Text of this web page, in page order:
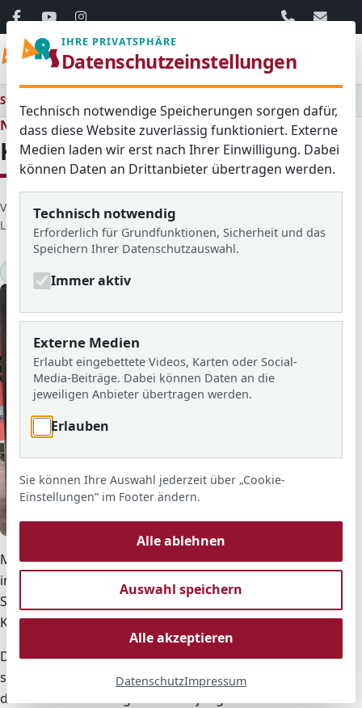
06103 / 30
Startseite
Neues aus dem Schulleben
Känguruwettbewerb 2025
D
e
a
i
Veröffentlicht von: TaylorErstellt am: 03. Juni 2025
Letzte Aktualisierung: 08. April 2026
Zugriffe: 3165
Mathematik
Mit großer Begeisterung und viel Engagement haben
in diesem Jahr insgesamt 289 Schülerinnen und
Schüler der Adolf-Reichwein-Schule am
Känguruwettbewerb 2025 teilgenommen.
Der Wettbewerb, der jährlich deutschlandweit
stattfindet, fördert das mathematische Denken und
die Problemlösefähigkeiten der jungen
IHRE PRIVATSPHÄRE
Datenschutzeinstellungen
Technisch notwendige Speicherungen sorgen dafür,
dass diese Website zuverlässig funktioniert. Externe
Medien laden wir erst nach Ihrer Einwilligung. Dabei
können Daten an Drittanbieter übertragen werden.
Technisch notwendig
Erforderlich für Grundfunktionen, Sicherheit und das
Speichern Ihrer Datenschutzauswahl.
Immer aktiv
Externe Medien
Erlaubt eingebettete Videos, Karten oder Social-
Media-Beiträge. Dabei können Daten an die
jeweiligen Anbieter übertragen werden.
Erlauben
Sie können Ihre Auswahl jederzeit über „Cookie-
Einstellungen“ im Footer ändern.
Alle ablehnen
Auswahl speichern
Alle akzeptieren
DatenschutzImpressum